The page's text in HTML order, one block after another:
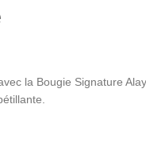
la Bougie Signature